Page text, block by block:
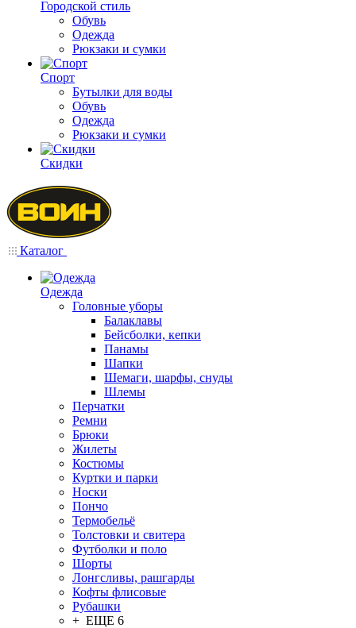
Городской стиль
Обувь
Одежда
Рюкзаки и сумки
Спорт
Бутылки для воды
Обувь
Одежда
Рюкзаки и сумки
Скидки
Каталог
Одежда
Головные уборы
Балаклавы
Бейсболки, кепки
Панамы
Шапки
Шемаги, шарфы, снуды
Шлемы
Перчатки
Ремни
Брюки
Жилеты
Костюмы
Куртки и парки
Носки
Пончо
Термобельё
Толстовки и свитера
Футболки и поло
Шорты
Лонгсливы, рашгарды
Кофты флисовые
Рубашки
+ ЕЩЕ 6